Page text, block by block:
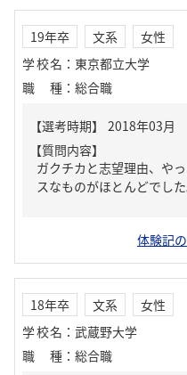
19年卒 文系
女性
学校名 ： 東京都立大学
職種 ： 総合職
【質問内容】
ガクチカと志望理由、や
スなものがほとんどでした
体験記
18年卒 文系
女性
学校名 ： 武蔵野大学
職種 ： 総合職